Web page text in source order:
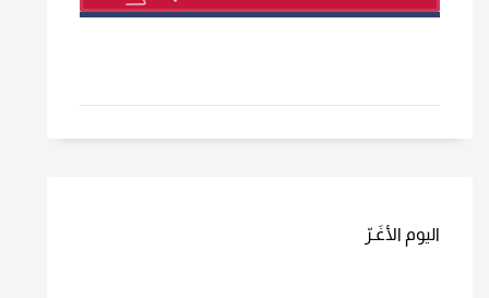
اليوم الأغَـرّ